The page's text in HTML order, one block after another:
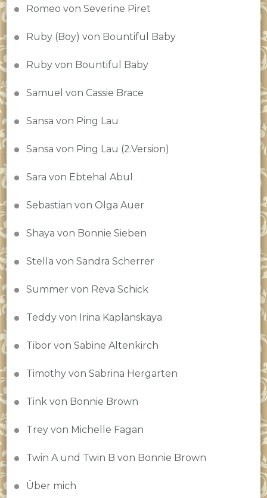
Romeo von Severine Piret
Ruby (Boy) von Bountiful Baby
Ruby von Bountiful Baby
Samuel von Cassie Brace
Sansa von Ping Lau
Sansa von Ping Lau (2.Version)
Sara von Ebtehal Abul
Sebastian von Olga Auer
Shaya von Bonnie Sieben
Stella von Sandra Scherrer
Summer von Reva Schick
Teddy von Irina Kaplanskaya
Tibor von Sabine Altenkirch
Timothy von Sabrina Hergarten
Tink von Bonnie Brown
Trey von Michelle Fagan
Twin A und Twin B von Bonnie Brown
Über mich